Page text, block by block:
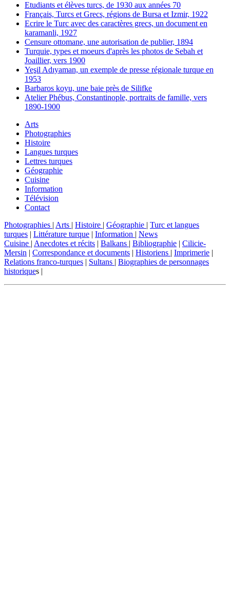
Etudiants et élèves turcs, de 1930 aux années 70
Français, Turcs et Grecs, régions de Bursa et Izmir, 1922
Ecrire le Turc avec des caractères grecs, un document en
karamanli, 1927
Censure ottomane, une autorisation de publier, 1894
Turquie, types et moeurs d'après les photos de Sebah et
Joaillier, vers 1900
Yeşil Adıyaman, un exemple de presse régionale turque en
1953
Barbaros koyu, une baie près de Silifke
Atelier Phébus, Constantinople, portraits de famille, vers
1890-1900
Arts
Photographies
Histoire
Langues turques
Lettres turques
Géographie
Cuisine
Information
Télévision
Contact
Photographies | Arts | Histoire | Géographie | Turc et langues
turques | Littérature turque | Information | News
Cuisine | Anecdotes et récits | Balkans | Bibliographie | Cilicie-
Mersin | Correspondance et documents | Historiens | Imprimerie |
Relations franco-turques | Sultans | Biographies de personnages
historiques |